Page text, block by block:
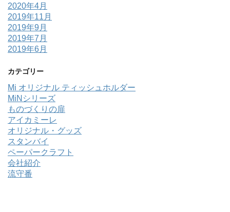
2020年4月
2019年11月
2019年9月
2019年7月
2019年6月
カテゴリー
Mi オリジナル ティッシュホルダー
MiNシリーズ
ものづくりの扉
アイカミーレ
オリジナル・グッズ
スタンバイ
ペーパークラフト
会社紹介
流守番